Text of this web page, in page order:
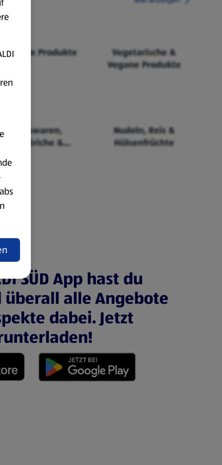
Produkte
Vegetarische &
Vegane Produkte
Backwaren,
Aufstriche &
Nudeln, Reis &
Hülsenfrüchte
SÜD App hast du
alle Angebote
dabei. Jetzt